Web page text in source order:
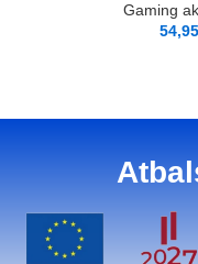
Gaming
54,95